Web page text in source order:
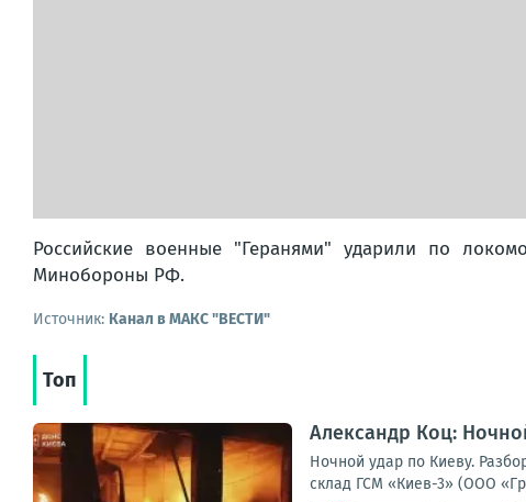
Российские военные "Геранями" ударили по
Минобороны РФ.
Источник: Канал в МАКС "ВЕСТИ"
Топ
Александр Коц:
Ночной удар по Киеву.
склад ГСМ «Киев-3» (ООО